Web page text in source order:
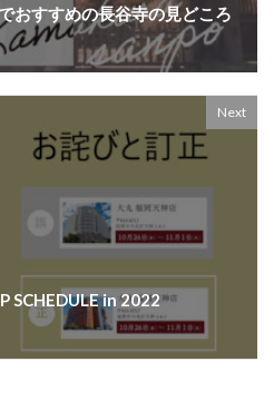
おすすめの長谷寺の見どころ
Next
SCHEDULE in 2022